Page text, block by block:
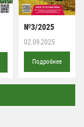
№3/2025
02.09.2025
Подробнее